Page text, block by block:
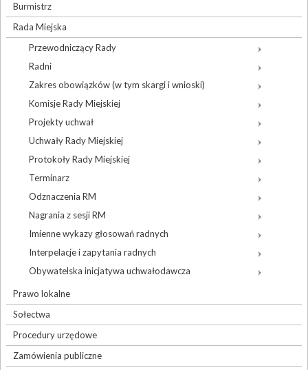
Burmistrz
Rada Miejska
Przewodniczący Rady
Radni
Zakres obowiązków (w tym skargi i wnioski)
Komisje Rady Miejskiej
Projekty uchwał
Uchwały Rady Miejskiej
Protokoły Rady Miejskiej
Terminarz
Odznaczenia RM
Nagrania z sesji RM
Imienne wykazy głosowań radnych
Interpelacje i zapytania radnych
Obywatelska inicjatywa uchwałodawcza
Prawo lokalne
Sołectwa
Procedury urzędowe
Zamówienia publiczne